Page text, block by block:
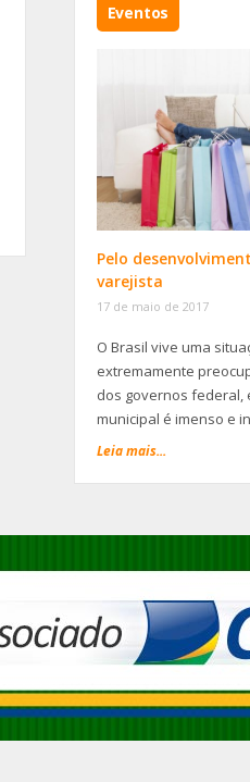
Eventos
Pelo
varejista
17 de maio de 2017
O Brasil vive uma
extremamente
dos governos federal,
municipal é imenso e
Leia mais...